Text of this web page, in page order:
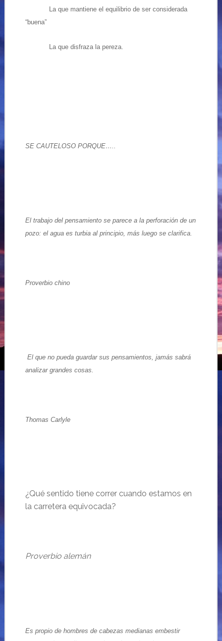
La que mantiene el equilibrio de ser considerada
“buena”
La que disfraza la pereza.
SE CAUTELOSO PORQUE…..
El trabajo del pensamiento se parece a la perforación de un
pozo: el agua es turbia al principio, más luego se clarifica.
Proverbio chino
El que no pueda guardar sus pensamientos, jamás sabrá
analizar grandes cosas.
Thomas Carlyle
¿Qué sentido tiene correr cuando estamos en
la carretera equivocada?
Proverbio alemán
Es propio de hombres de cabezas medianas embestir